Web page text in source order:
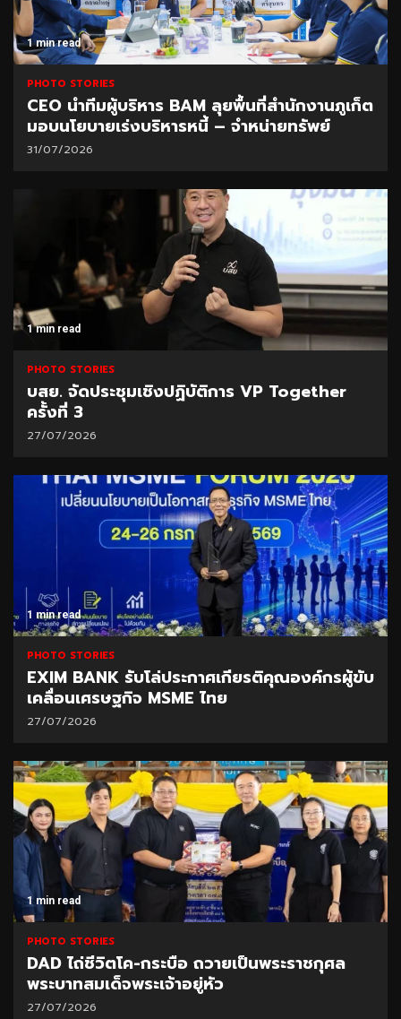
1 min read
PHOTO STORIES
CEO นำทีมผู้บริหาร BAM ลุยพื้นที่สำนักงานภูเก็ต
มอบนโยบายเร่งบริหารหนี้ – จำหน่ายทรัพย์
31/07/2026
1 min read
PHOTO STORIES
บสย. จัดประชุมเชิงปฏิบัติการ VP Together
ครั้งที่ 3
27/07/2026
1 min read
PHOTO STORIES
EXIM BANK รับโล่ประกาศเกียรติคุณองค์กรผู้ขับ
เคลื่อนเศรษฐกิจ MSME ไทย
27/07/2026
1 min read
PHOTO STORIES
DAD ไถ่ชีวิตโค-กระบือ ถวายเป็นพระราชกุศล
พระบาทสมเด็จพระเจ้าอยู่หัว
27/07/2026